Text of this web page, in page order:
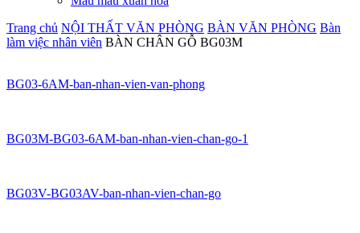
Trang chủ NỘI THẤT VĂN PHÒNG BÀN VĂN PHÒNG Bàn
làm việc nhân viên BÀN CHÂN GỖ BG03M
BG03-6AM-ban-nhan-vien-van-phong
BG03M-BG03-6AM-ban-nhan-vien-chan-go-1
BG03V-BG03AV-ban-nhan-vien-chan-go